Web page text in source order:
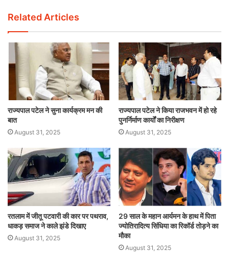
Related Articles
राज्यपाल पटेल ने सुना कार्यक्रम मन की
बात
August 31, 2025
राज्यपाल पटेल ने किया राजभवन में हो रहे
पुनर्निर्माण कार्यों का निरीक्षण
August 31, 2025
रतलाम में जीतू पटवारी की कार पर पथराव,
धाकड़ समाज ने काले झंडे दिखाए
August 31, 2025
29 साल के महान आर्यमन के हाथ में पिता
ज्योतिरादित्य सिंधिया का रिकॉर्ड तोड़ने का
मौका
August 31, 2025